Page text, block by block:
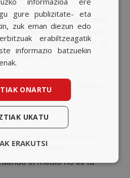
centrado en prepararnos
de captar clientes, pero en
va a estar también en
de talento.
de Zárate
el medio no es tu
ENGLISH
gure publizitate- eta
zuk eman diezun edo
erabiltzeagatik
informazio batzuekin
ONARTU
UKATU
ERAKUTSI